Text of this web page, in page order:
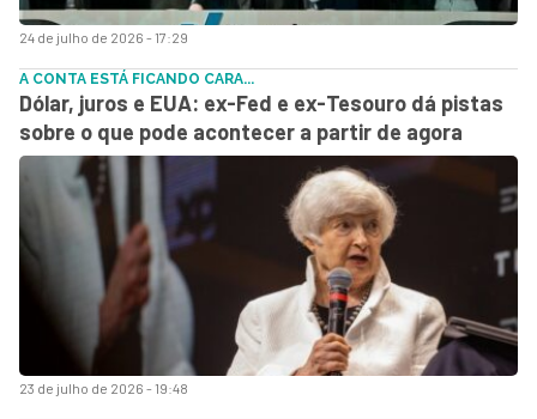
24 de julho de 2026 - 17:29
23 de julho de 2026 - 19:48
A CONTA ESTÁ FICANDO CARA...
Dólar, juros e EUA: ex-Fed e ex-Tesouro dá pistas
sobre o que pode acontecer a partir de agora